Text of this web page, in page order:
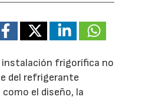
instalación frigorífica no
del refrigerante
el diseño, la